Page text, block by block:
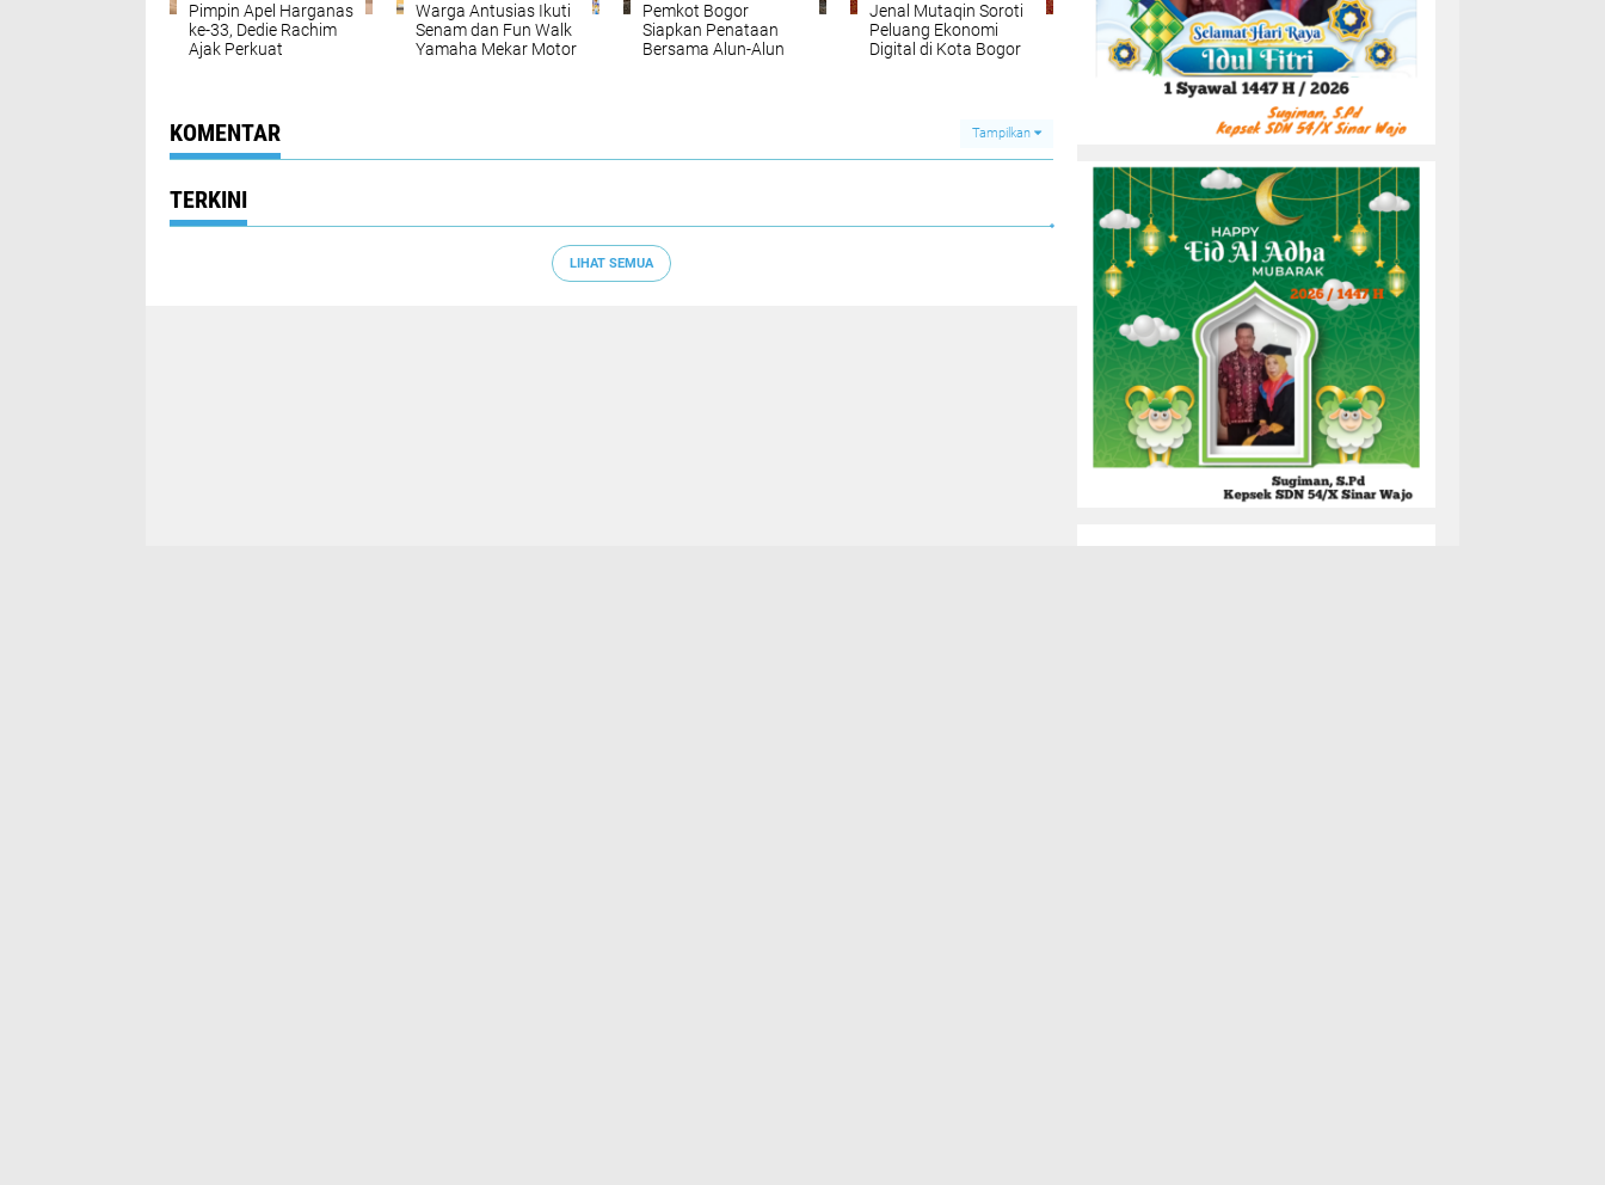
Pimpin Apel Harganas
ke-33, Dedie Rachim
Ajak Perkuat
Warga Antusias Ikuti
Senam dan Fun Walk
Yamaha Mekar Motor
Pemkot Bogor
Siapkan Penataan
Bersama Alun-Alun
Jenal Mutaqin Soroti
Peluang Ekonomi
Digital di Kota Bogor
KOMENTAR Tampilkan
TERKINI
LIHAT SEMUA